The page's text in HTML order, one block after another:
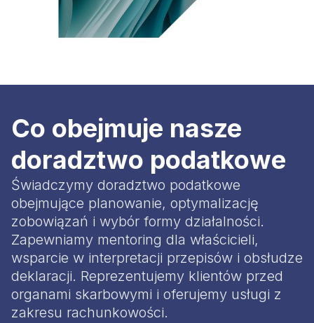
Co obejmuje nasze
doradztwo podatkowe
Świadczymy doradztwo podatkowe
obejmujące planowanie, optymalizację
zobowiązań i wybór formy działalności.
Zapewniamy mentoring dla właścicieli,
wsparcie w interpretacji przepisów i obsłudze
deklaracji. Reprezentujemy klientów przed
organami skarbowymi i oferujemy usługi z
zakresu rachunkowości.